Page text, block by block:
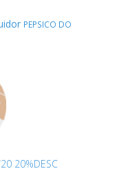
PEPSICO DO
20%DESC